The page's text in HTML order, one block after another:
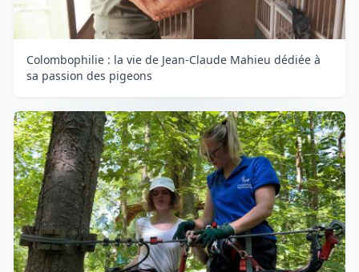
Colombophilie : la vie de Jean-Claude Mahieu dédiée à
sa passion des pigeons